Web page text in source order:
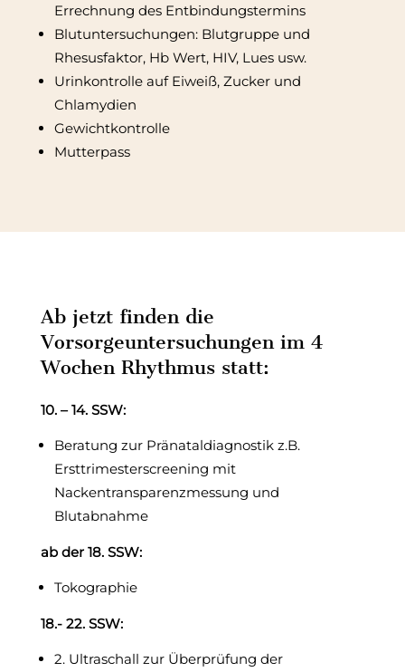
Errechnung des Entbindungstermins
Blutuntersuchungen: Blutgruppe und
Rhesusfaktor, Hb Wert, HIV, Lues usw.
Urinkontrolle auf Eiweiß, Zucker und
Chlamydien
Gewichtkontrolle
Mutterpass
Ab jetzt finden die
Vorsorgeuntersuchungen im 4
Wochen Rhythmus statt:
10. – 14. SSW:
Beratung zur Pränataldiagnostik z.B.
Ersttrimesterscreening mit
Nackentransparenzmessung und
Blutabnahme
ab der 18. SSW:
Tokographie
18.- 22. SSW:
2. Ultraschall zur Überprüfung der